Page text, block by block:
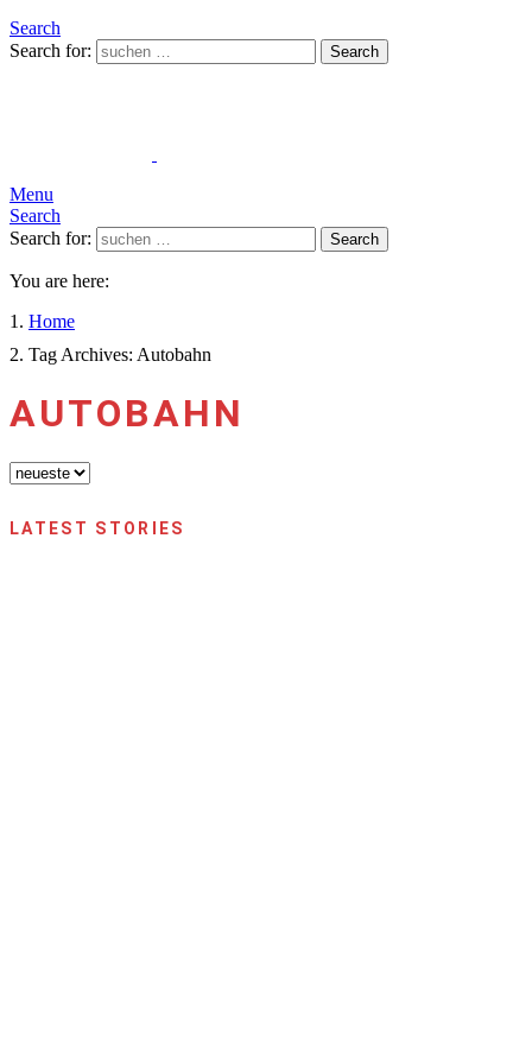
Search
Search for:
Search
Menu
Search
Search for:
Search
You are here:
Home
Tag Archives: Autobahn
AUTOBAHN
LATEST STORIES